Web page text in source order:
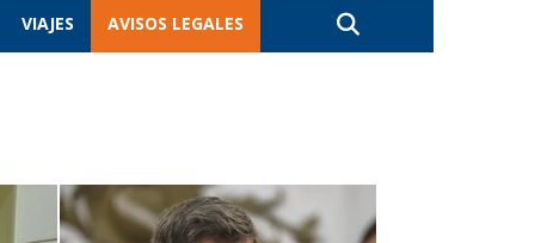
VIAJES AVISOS LEGALES